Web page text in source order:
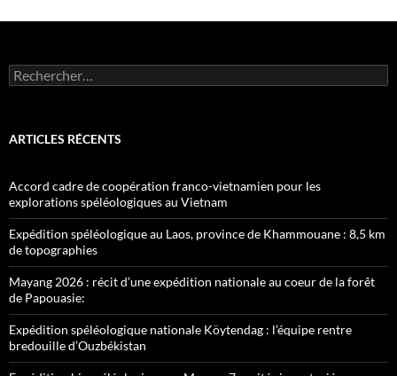
Rechercher :
ARTICLES RÉCENTS
Accord cadre de coopération franco-vietnamien pour les
explorations spéléologiques au Vietnam
Expédition spéléologique au Laos, province de Khammouane : 8,5 km
de topographies
Mayang 2026 : récit d’une expédition nationale au coeur de la forêt
de Papouasie:
Expédition spéléologique nationale Köytendag : l’équipe rentre
bredouille d’Ouzbékistan